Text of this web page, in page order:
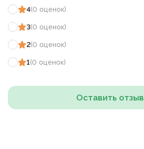
4(0 оценок)
3(0 оценок)
2(0 оценок)
1(0 оценок)
Оставить отзыв